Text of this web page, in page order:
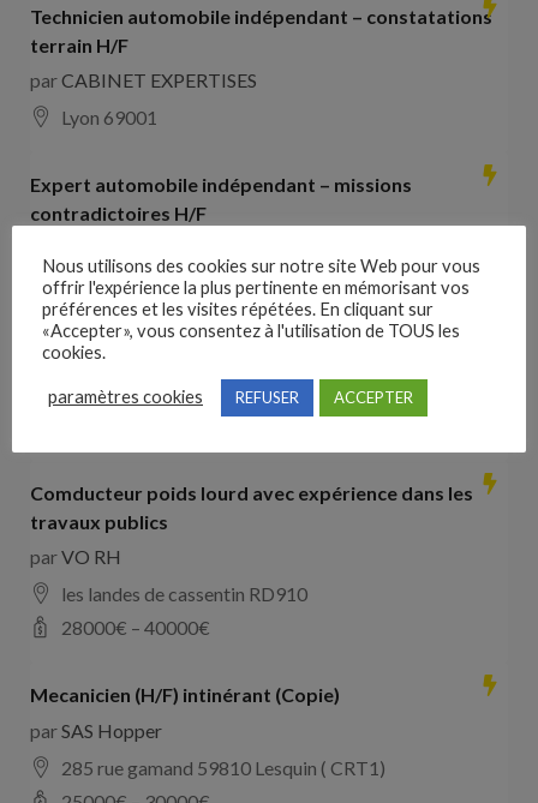
Technicien automobile indépendant – constatations
terrain H/F
parCABINET EXPERTISES
Lyon 69001
Expert automobile indépendant – missions
contradictoires H/F
Lyon 69001
Collaborateur comptable H/F
parHays France
Comducteur poids lourd avec expérience dans les
travaux publics
parVO RH
les landes de cassentin RD910
28000€ – 40000€
Mecanicien (H/F) intinérant (Copie)
parSAS Hopper
285 rue gamand 59810 Lesquin ( CRT1)
Nous utilisons des cookies sur notre site Web pour vous
offrir l'expérience la plus pertinente en mémorisant vos
préférences et les visites répétées. En cliquant sur
«Accepter», vous consentez à l'utilisation de TOUS les
cookies.
paramètres cookies REFUSER ACCEPTER